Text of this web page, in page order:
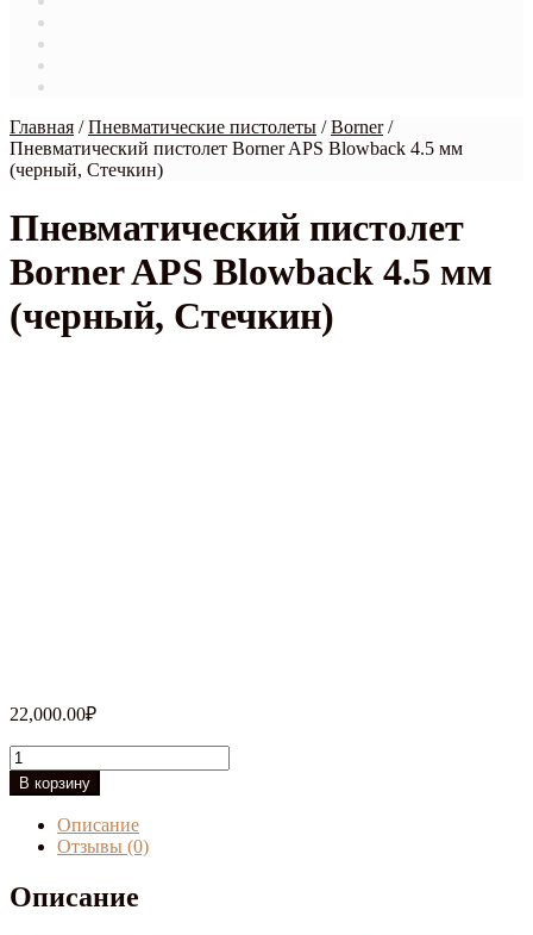
Главная /Пневматические пистолеты /Borner/
Пневматический пистолет Borner APS Blowback 4.5 мм
(черный, Стечкин)
Пневматический пистолет
Borner APS Blowback 4.5 мм
(черный, Стечкин)
22,000.00₽
Количество
товара
Пневматический
пистолет
Borner
Blowback
4.5
В корзину
Описание
Отзывы (0)
Описание